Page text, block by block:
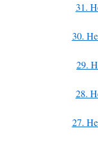
31.
30.
29.
28.
27.